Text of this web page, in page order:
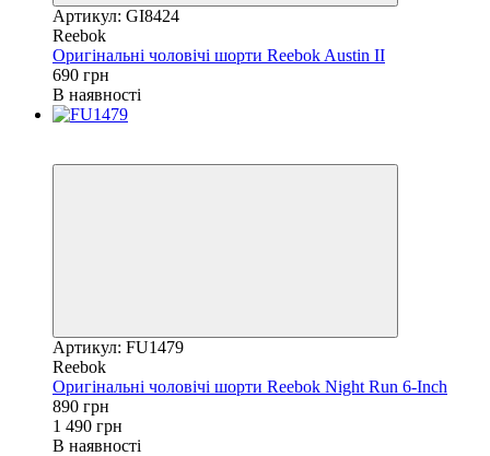
Артикул: GI8424
Reebok
Оригінальні чоловічі шорти Reebok Austin II
690 грн
В наявності
Артикул: FU1479
Reebok
Оригінальні чоловічі шорти Reebok Night Run 6-Inch
890 грн
1 490 грн
В наявності